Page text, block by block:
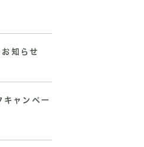
知らせ
キャンペー